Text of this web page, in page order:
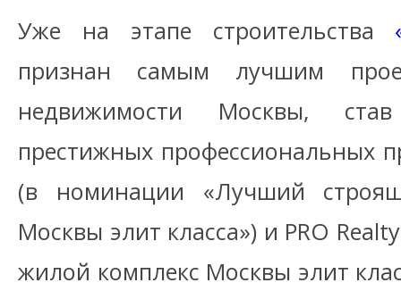
Уже на этапе строительства
признан самым лучшим
недвижимости Москвы,
престижных профессиональных
(в номинации «Лучший
Москвы элит класса») и PRO
жилой комплекс Москвы элит